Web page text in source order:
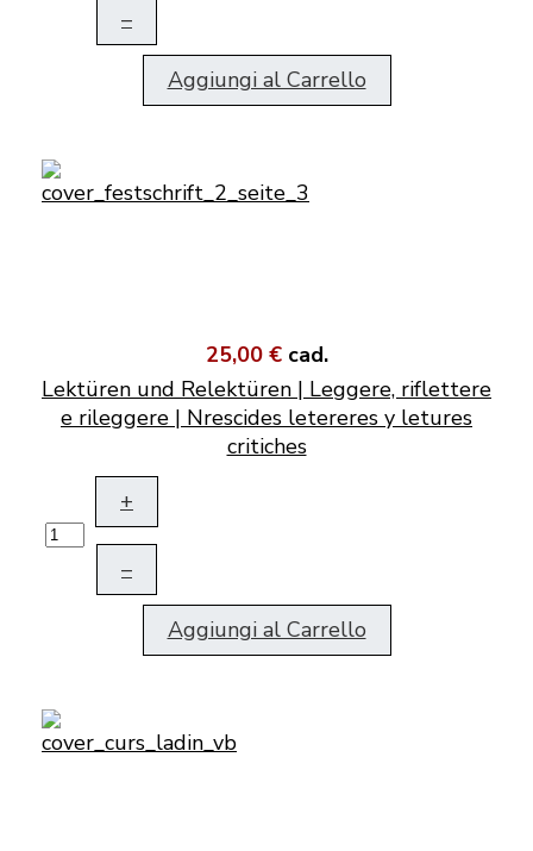
–
Aggiungi al Carrello
25,00 € cad.
Lektüren und Relektüren | Leggere, riflettere
e rileggere | Nrescides letereres y letures
critiches
+
–
Aggiungi al Carrello